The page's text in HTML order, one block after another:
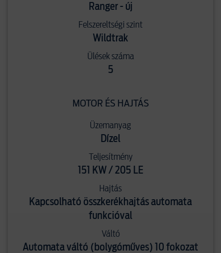
Ranger - új
Felszereltségi szint
Wildtrak
Ülések száma
5
MOTOR ÉS HAJTÁS
Üzemanyag
Dízel
Teljesítmény
151 KW / 205 LE
Hajtás
Kapcsolható összkerékhajtás automata
funkcióval
Váltó
Automata váltó (bolygóműves) 10 fokozat